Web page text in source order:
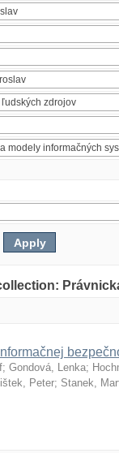
; Gondová, Lenka;
Peter; Stanek,